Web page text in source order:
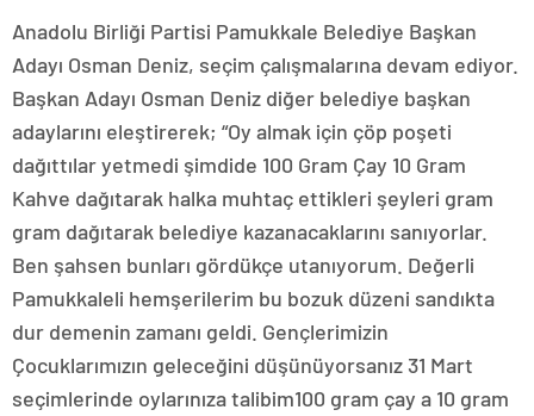
Anadolu Birliği Partisi Pamukkale Belediye Başkan
Adayı Osman Deniz, seçim çalışmalarına devam ediyor.
Başkan Adayı Osman Deniz diğer belediye başkan
adaylarını eleştirerek; “Oy almak için çöp poşeti
dağıttılar yetmedi şimdide 100 Gram Çay 10 Gram
Kahve dağıtarak halka muhtaç ettikleri şeyleri gram
gram dağıtarak belediye kazanacaklarını sanıyorlar.
Ben şahsen bunları gördükçe utanıyorum. Değerli
Pamukkaleli hemşerilerim bu bozuk düzeni sandıkta
dur demenin zamanı geldi. Gençlerimizin
Çocuklarımızın geleceğini düşünüyorsanız 31 Mart
seçimlerinde oylarınıza talibim100 gram çay a 10 gram